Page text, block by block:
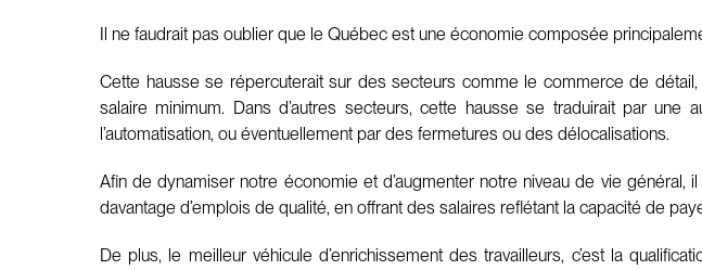
Il ne faudrait pas oublier que le Québec est une économie composée
Cette hausse se répercuterait sur des secteurs comme le commerce de
salaire minimum. Dans d’autres secteurs, cette hausse se traduirait par
l’automatisation, ou éventuellement par des fermetures ou des délocalisations.
Afin de dynamiser notre économie et d’augmenter notre niveau de vie
davantage d’emplois de qualité, en offrant des salaires reflétant la capacité de
De plus, le meilleur véhicule d’enrichissement des travailleurs, c’est la